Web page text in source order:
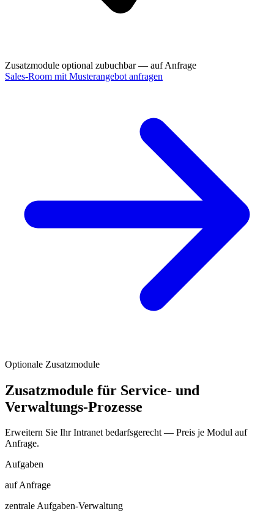
Zusatzmodule optional zubuchbar — auf Anfrage
Sales-Room mit Musterangebot anfragen
Optionale Zusatzmodule
Zusatzmodule für Service- und
Verwaltungs-Prozesse
Erweitern Sie Ihr Intranet bedarfsgerecht — Preis je Modul auf
Anfrage.
Aufgaben
auf Anfrage
zentrale Aufgaben-Verwaltung